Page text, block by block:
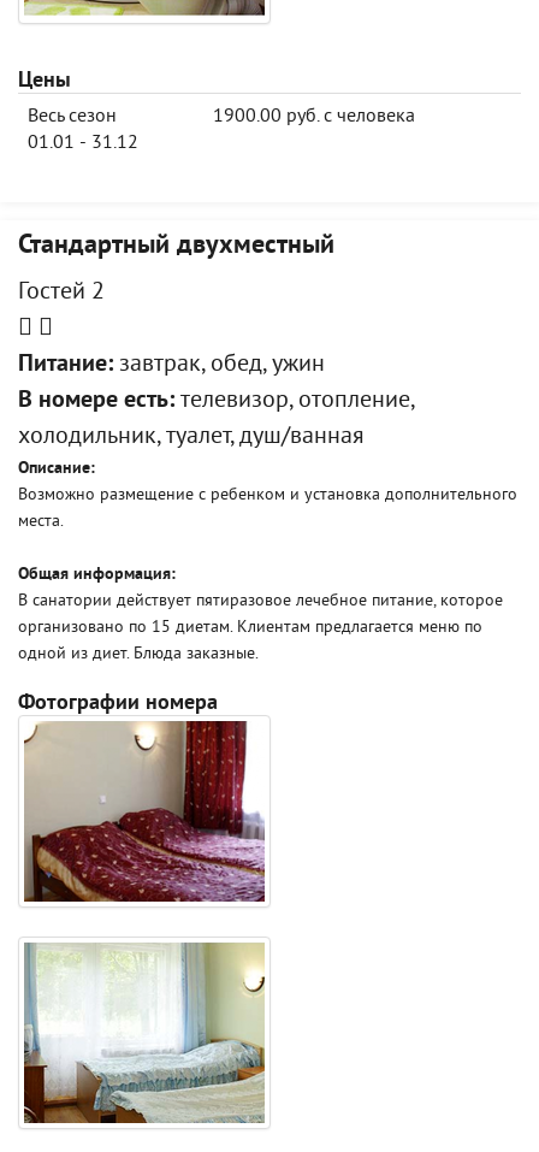
Цены
Весь сезон
01.01 - 31.12
1900.00 руб. с человека
Стандартный двухместный
Гостей 2
Питание: завтрак, обед, ужин
В номере есть: телевизор, отопление,
холодильник, туалет, душ/ванная
Описание:
Возможно размещение с ребенком и установка дополнительного
места.
Общая информация:
В санатории действует пятиразовое лечебное питание, которое
организовано по 15 диетам. Клиентам предлагается меню по
одной из диет. Блюда заказные.
Фотографии номера